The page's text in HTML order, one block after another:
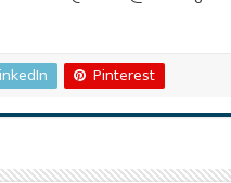
Pinterest